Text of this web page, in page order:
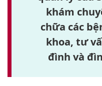
khám
chữa các
khoa, tư
đình và